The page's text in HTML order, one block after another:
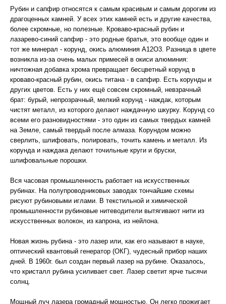
Рубин и сапфир относятся к самым красивым и самым дорогим из
драгоценных камней. У всех этих камней есть и другие качества,
более скромные, но полезные. Кроваво-красный рубин и
лазарево-синий сапфир - это родные братья, это вообще один и
тот же минерал - корунд, окись алюминия А12О3. Разница в цвете
возникла из-за очень малых примесей в окиси алюминия:
ничтожная добавка хрома превращает бесцветный корунд в
кроваво-красный рубин, окись титана - в сапфир. Есть корунды и
других цветов. Есть у них ещё совсем скромный, невзрачный
брат: бурый, непрозрачный, мелкий корунд - наждак, которым
чистят металл, из которого делают наждачную шкурку. Корунд со
всеми его разновидностями - это один из самых твердых камней
на Земле, самый твердый после алмаза. Корундом можно
сверлить, шлифовать, полировать, точить камень и металл. Из
корунда и наждака делают точильные круги и бруски,
шлифовальные порошки.
Вся часовая промышленность работает на искусственных
рубинах. На полупроводниковых заводах тончайшие схемы
рисуют рубиновыми иглами. В текстильной и химической
промышленности рубиновые нитеводители вытягивают нити из
искусственных волокон, из капрона, из нейлона.
Новая жизнь рубина - это лазер или, как его называют в науке,
оптический квантовый генератор (ОКГ), чудесный прибор наших
дней. В 1960г. был создан первый лазер на рубине. Оказалось,
что кристалл рубина усиливает свет. Лазер светит ярче тысячи
солнц.
Мощный луч лазера громадный мощностью. Он легко прожигает